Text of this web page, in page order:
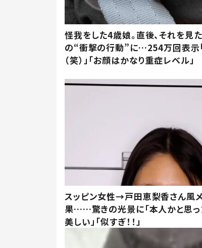
怪我をした4歳娘。直後、それを見
の“衝撃の行動”に…254万回表示
（笑）」「お顔はかなり重症レベル」
スッピン女性→戸田恵梨香さん風
果……驚きの光景に「本人かと思っ
美しい」「似すぎ！！」